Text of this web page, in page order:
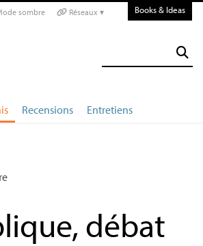
sombre Réseaux ▾ Books & Ideas
Recensions Entretiens
débat